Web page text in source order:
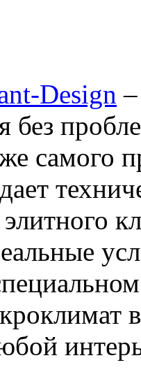
Design
без
самого